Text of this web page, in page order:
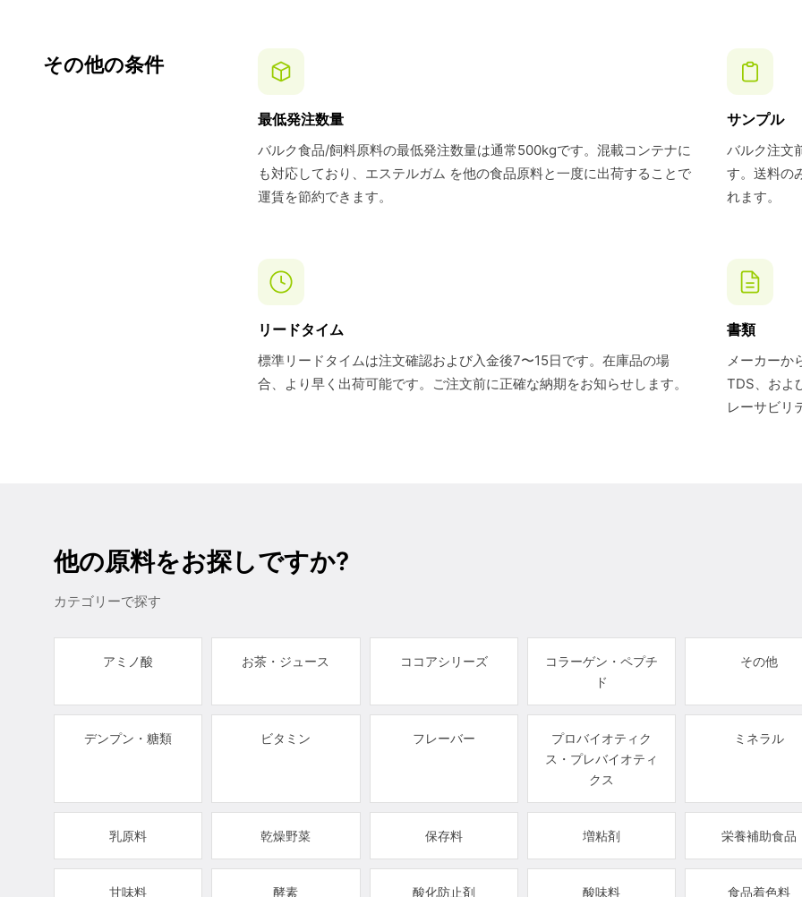
その他の条件
最低発注数量
バルク食品/飼料原料の最低発注数量は通常500kgです。混載コンテナに
も対応しており、エステルガム を他の食品原料と一度に出荷することで
運賃を節約できます。
サンプル
バルク注文
す。送料の
れます。
リードタイム
標準リードタイムは注文確認および入金後7〜15日です。在庫品の場
合、より早く出荷可能です。ご注文前に正確な納期をお知らせします。
書類
メーカーか
TDS、およ
レーサビリ
他の原料をお探しですか?
カテゴリーで探す
アミノ酸 お茶・ジュース ココアシリーズ
コラーゲン・ペプチ
ド
その他
デンプン・糖類 ビタミン フレーバー
プロバイオティク
ス・プレバイオティ
クス
ミネラル
乳原料 乾燥野菜 保存料 増粘剤 栄養補助食品
甘味料 酵素 酸化防止剤 酸味料 食品着色料